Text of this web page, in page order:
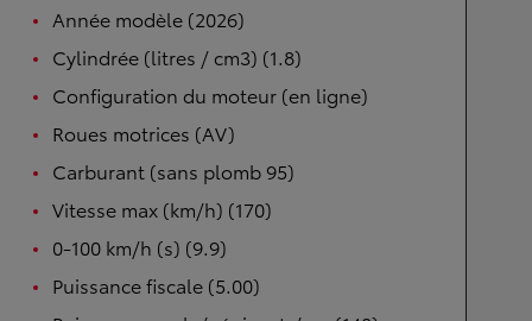
Année modèle (2026)
Cylindrée (litres / cm3) (1.8)
Configuration du moteur (en ligne)
Roues motrices (AV)
Carburant (sans plomb 95)
Vitesse max (km/h) (170)
0-100 km/h (s) (9.9)
Puissance fiscale (5.00)